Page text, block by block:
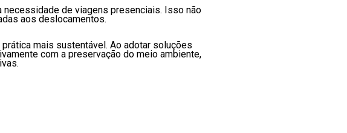
de viagens presenciais. Isso não
aos deslocamentos.
mais sustentável. Ao adotar soluções
com a preservação do meio ambiente,